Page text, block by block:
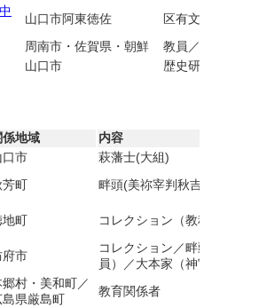
山口市阿東徳佐
区有文書／水利
周南市・佐賀県・朝鮮
教員／軍人
山口市 歴史研究者／コ
係地域
内容
口市
萩藩士(大組)
芳町
畔頭(美祢宰判秋吉村・大田
地町 コレクション（教科書他）
府市
コレクション／畔頭(三田尻
員）／大本家（神官）／周
郷村・美和町／
島県厳島町
教育関係者